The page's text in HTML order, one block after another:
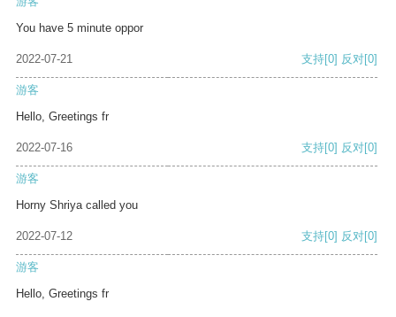
You have 5 minute oppor
2022-07-21 支持[0] 反对[0]
游客
Hello, Greetings fr
2022-07-16 支持[0] 反对[0]
游客
Horny Shriya called you
2022-07-12 支持[0] 反对[0]
游客
Hello, Greetings fr